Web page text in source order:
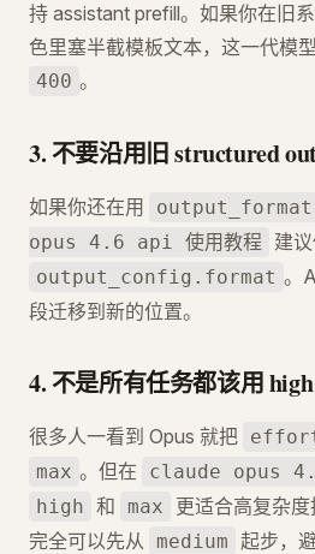
持 assistant prefill。如果你在旧
色里塞半截模板文本，这一代模
400 。
3. 不要沿用旧 structured
如果你还在用 output_format
opus 4.6 api 使用教程
建
output_config.format 。
段迁移到新的位置。
4. 不是所有任务都该用
很多人一看到 Opus 就把
max 。但在 claude opus
high 和 max
更适合高复杂
完全可以先从
medium 起步，